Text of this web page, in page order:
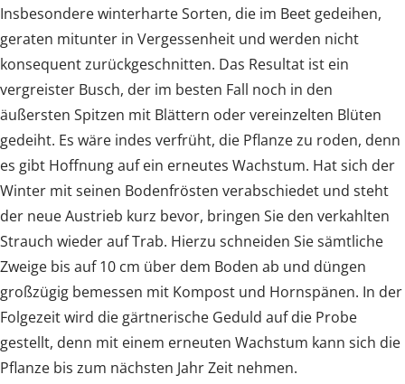
Insbesondere winterharte Sorten, die im Beet gedeihen,
geraten mitunter in Vergessenheit und werden nicht
konsequent zurückgeschnitten. Das Resultat ist ein
vergreister Busch, der im besten Fall noch in den
äußersten Spitzen mit Blättern oder vereinzelten Blüten
gedeiht. Es wäre indes verfrüht, die Pflanze zu roden, denn
es gibt Hoffnung auf ein erneutes Wachstum. Hat sich der
Winter mit seinen Bodenfrösten verabschiedet und steht
der neue Austrieb kurz bevor, bringen Sie den verkahlten
Strauch wieder auf Trab. Hierzu schneiden Sie sämtliche
Zweige bis auf 10 cm über dem Boden ab und düngen
großzügig bemessen mit Kompost und Hornspänen. In der
Folgezeit wird die gärtnerische Geduld auf die Probe
gestellt, denn mit einem erneuten Wachstum kann sich die
Pflanze bis zum nächsten Jahr Zeit nehmen.